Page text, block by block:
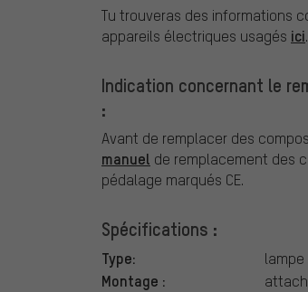
Tu trouveras des informations
appareils électriques usagés ici.
Indication concernant le
:
Avant de remplacer des
manuel de remplacement des
pédalage marqués CE.
Spécifications :
Type:
Montage :